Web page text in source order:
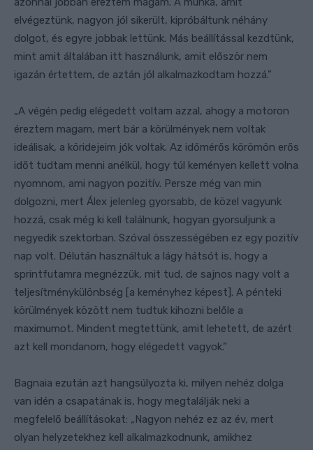
elvégeztünk, nagyon jól sikerült, kipróbáltunk néhány
dolgot, és egyre jobbak lettünk. Más beállítással kezdtünk,
mint amit általában itt használunk, amit először nem
igazán értettem, de aztán jól alkalmazkodtam hozzá.”
„A végén pedig elégedett voltam azzal, ahogy a motoron
éreztem magam, mert bár a körülmények nem voltak
ideálisak, a köridejeim jók voltak. Az időmérős körömön erős
időt tudtam menni anélkül, hogy túl keményen kellett volna
nyomnom, ami nagyon pozitív. Persze még van min
dolgozni, mert Álex jelenleg gyorsabb, de közel vagyunk
hozzá, csak még ki kell találnunk, hogyan gyorsuljunk a
negyedik szektorban. Szóval összességében ez egy pozitív
nap volt. Délután használtuk a lágy hátsót is, hogy a
sprintfutamra megnézzük, mit tud, de sajnos nagy volt a
teljesítménykülönbség [a keményhez képest]. A pénteki
körülmények között nem tudtuk kihozni belőle a
maximumot. Mindent megtettünk, amit lehetett, de azért
azt kell mondanom, hogy elégedett vagyok.”
Bagnaia ezután azt hangsúlyozta ki, milyen nehéz dolga
van idén a csapatának is, hogy megtalálják neki a
megfelelő beállításokat: „Nagyon nehéz ez az év, mert
olyan helyzetekhez kell alkalmazkodnunk, amikhez